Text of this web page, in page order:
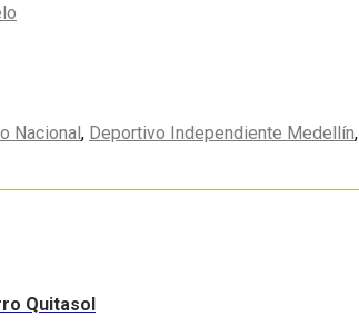
Nacional, Deportivo Independiente Medellín,
Quitasol